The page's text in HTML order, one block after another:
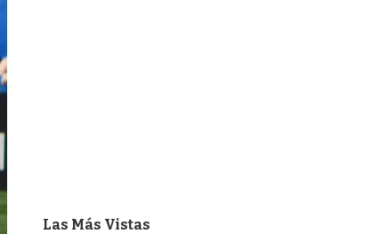
Las Más Vistas